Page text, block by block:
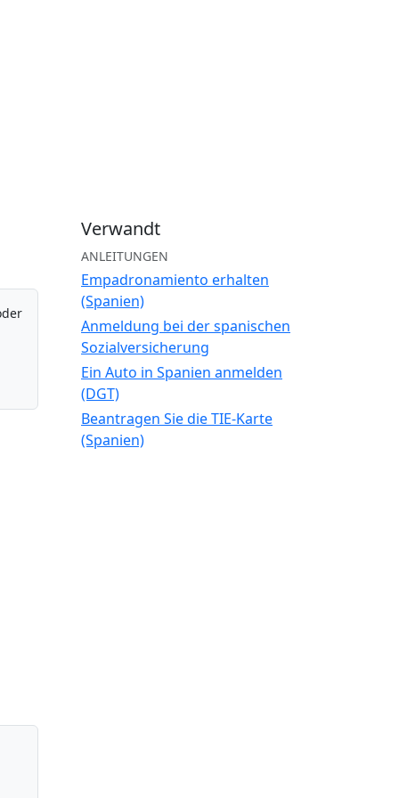
Verwandt
ANLEITUNGEN
Empadronamiento erhalten
(Spanien)
Anmeldung bei der spanischen
Sozialversicherung
Ein Auto in Spanien anmelden
(DGT)
Beantragen Sie die TIE-Karte
(Spanien)